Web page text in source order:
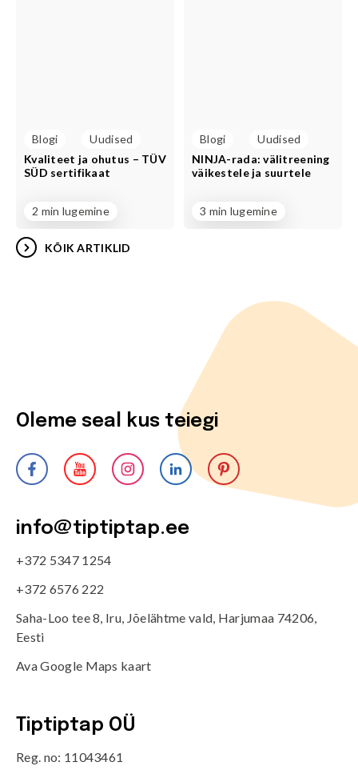
Blogi
Uudised
Kvaliteet ja ohutus – TÜV
SÜD sertifikaat
2 min lugemine
Blogi
Uudised
NINJA-rada: välitreening
väikestele ja suurtele
3 min lugemine
KÕIK ARTIKLID
Oleme seal kus teiegi
info@tiptiptap.ee
+372 5347 1254
+372 6576 222
Saha-Loo tee 8, Iru, Jõelähtme vald, Harjumaa 74206,
Eesti
Ava Google Maps kaart
Tiptiptap OÜ
Reg. no: 11043461